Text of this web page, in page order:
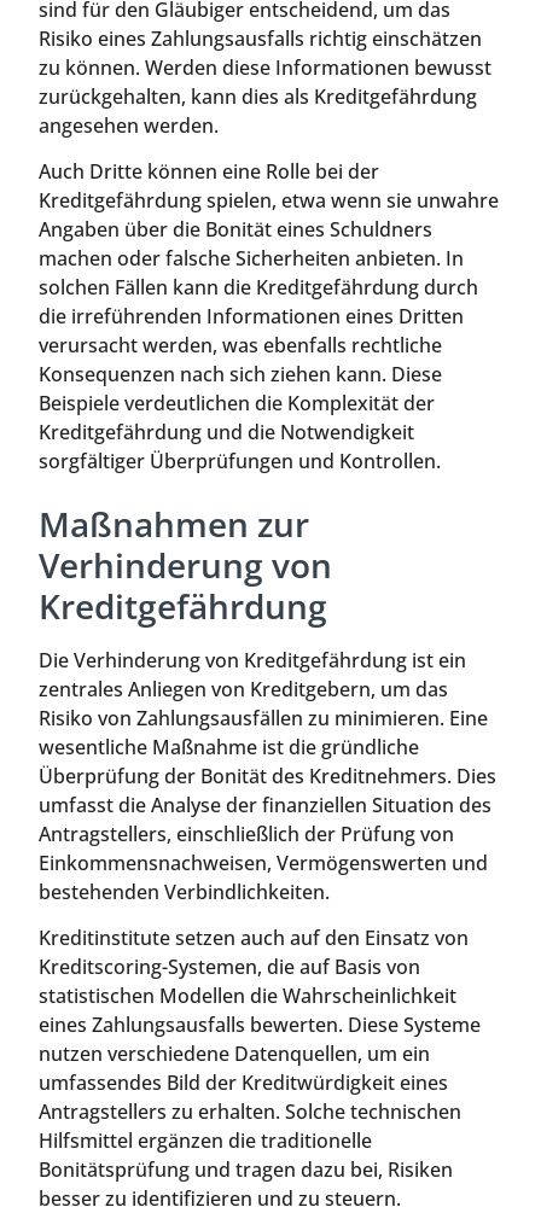
sind für den Gläubiger entscheidend, um das
Risiko eines Zahlungsausfalls richtig einschätzen
zu können. Werden diese Informationen bewusst
zurückgehalten, kann dies als Kreditgefährdung
angesehen werden.
Auch Dritte können eine Rolle bei der
Kreditgefährdung spielen, etwa wenn sie unwahre
Angaben über die Bonität eines Schuldners
machen oder falsche Sicherheiten anbieten. In
solchen Fällen kann die Kreditgefährdung durch
die irreführenden Informationen eines Dritten
verursacht werden, was ebenfalls rechtliche
Konsequenzen nach sich ziehen kann. Diese
Beispiele verdeutlichen die Komplexität der
Kreditgefährdung und die Notwendigkeit
sorgfältiger Überprüfungen und Kontrollen.
Maßnahmen zur
Verhinderung von
Kreditgefährdung
Die Verhinderung von Kreditgefährdung ist ein
zentrales Anliegen von Kreditgebern, um das
Risiko von Zahlungsausfällen zu minimieren. Eine
wesentliche Maßnahme ist die gründliche
Überprüfung der Bonität des Kreditnehmers. Dies
umfasst die Analyse der finanziellen Situation des
Antragstellers, einschließlich der Prüfung von
Einkommensnachweisen, Vermögenswerten und
bestehenden Verbindlichkeiten.
Kreditinstitute setzen auch auf den Einsatz von
Kreditscoring-Systemen, die auf Basis von
statistischen Modellen die Wahrscheinlichkeit
eines Zahlungsausfalls bewerten. Diese Systeme
nutzen verschiedene Datenquellen, um ein
umfassendes Bild der Kreditwürdigkeit eines
Antragstellers zu erhalten. Solche technischen
Hilfsmittel ergänzen die traditionelle
Bonitätsprüfung und tragen dazu bei, Risiken
besser zu identifizieren und zu steuern.